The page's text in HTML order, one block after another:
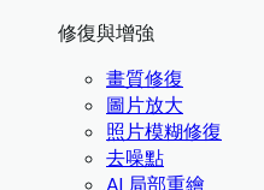
修復與增強
畫質修復
圖片放大
照片模糊修復
去噪點
AI 局部重繪